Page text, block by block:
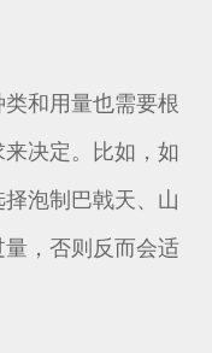
和用量也需要根
决定。比如，如
泡制巴戟天、山
，否则反而会适